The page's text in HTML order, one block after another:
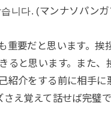
니다. (マンナソパン
重要だと思います。
ると思います。また
紹介をする前に相手
え覚えて話せば完璧で